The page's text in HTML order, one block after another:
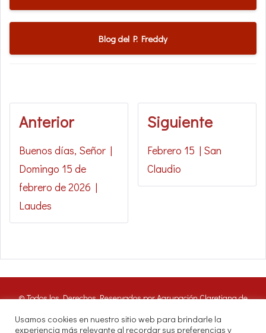
Blog del P. Freddy
Anterior
Buenos días, Señor |
Domingo 15 de
febrero de 2026 |
Laudes
Siguiente
Febrero 15 | San
Claudio
© Todos los Derechos Reservados por Agrupación Claretiana de
hacer uso de estos archivos citando las fuentes de RADIO CLARET
Usamos cookies en nuestro sitio web para brindarle la
experiencia más relevante al recordar sus preferencias y